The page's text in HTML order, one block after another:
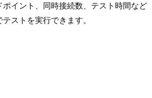
ポイント、同時接続数、テスト時間など
ストを実行できます。